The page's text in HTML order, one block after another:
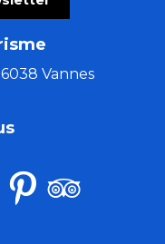
Vannes